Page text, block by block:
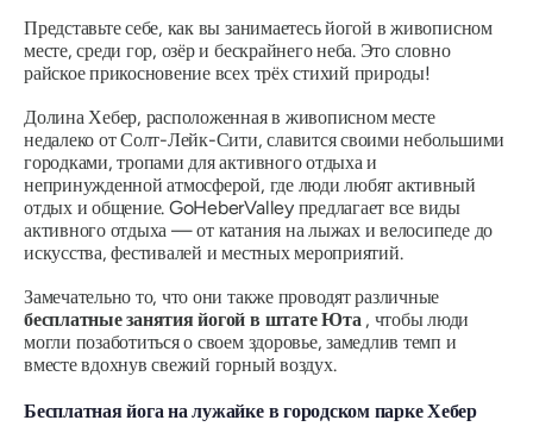
Представьте себе, как вы занимаетесь йогой в живописном
месте, среди гор, озёр и бескрайнего неба. Это словно
райское прикосновение всех трёх стихий природы!
Долина Хебер, расположенная в живописном месте
недалеко от Солт-Лейк-Сити, славится своими небольшими
городками, тропами для активного отдыха и
непринужденной атмосферой, где люди любят активный
отдых и общение. GoHeberValley предлагает все виды
активного отдыха — от катания на лыжах и велосипеде до
искусства, фестивалей и местных мероприятий.
Замечательно то, что они также проводят различные
бесплатные занятия йогой в штате Юта , чтобы люди
могли позаботиться о своем здоровье, замедлив темп и
вместе вдохнув свежий горный воздух.
Бесплатная йога на лужайке в городском парке Хебер